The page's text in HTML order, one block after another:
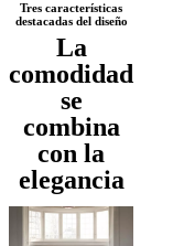
de
muebles
aire
Espacios
pequeñosOficinas
en
casaBoConcept
Helena
ChristensenInspiración
Tres características
destacadas del diseño
La
comodidad
se
combina
con la
elegancia